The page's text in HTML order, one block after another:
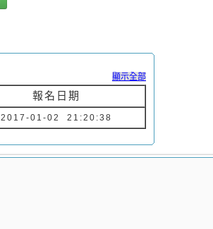
顯示全部
報名日期
2017-01-02 21:20:38